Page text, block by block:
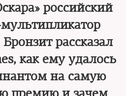
российский
рассказал
как ему удалось
на самую